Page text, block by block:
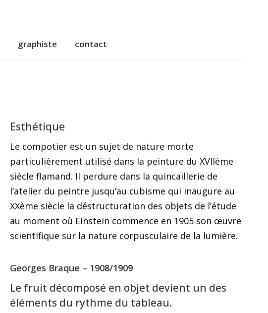
graphiste contact
Esthétique
Le compotier est un sujet de nature morte
particulièrement utilisé dans la peinture du XVIIème
siècle flamand. Il perdure dans la quincaillerie de
l’atelier du peintre jusqu’au cubisme qui inaugure au
XXème siècle la déstructuration des objets de l’étude
au moment où Einstein commence en 1905 son œuvre
scientifique sur la nature corpusculaire de la lumière.
Georges Braque – 1908/1909
Le fruit décomposé en objet devient un des
éléments du rythme du tableau.